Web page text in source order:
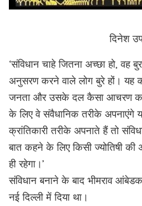
दिनेश
‘संविधान चाहे जितना अच्छा हो, वह
अनुसरण करने वाले लोग बुरे हों। यह
जनता और उसके दल कैसा आचरण
के लिए वे संवैधानिक तरीके अपनाएंगे
क्रांतिकारी तरीके अपनाते हैं तो
बात कहने के लिए किसी ज्योतिषी
ही रहेगा।’
संविधान बनाने के बाद भीमराव
नई दिल्ली में दिया था।